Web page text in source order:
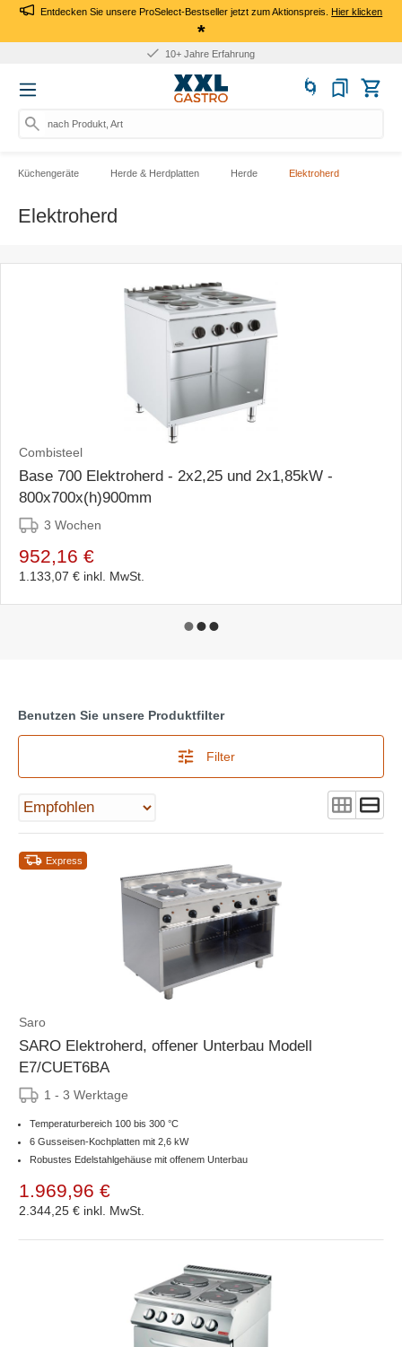
Entdecken Sie unsere ProSelect-Bestseller jetzt zum Aktionspreis.Hier klicken
*
10+ Jahre Erfahrung
nach Produkt, Art.-Nr., Mar
Küchengeräte Herde & Herdplatten Herde Elektroherd
Elektroherd
Combisteel
Base 700 Elektroherd - 2x2,25 und 2x1,85kW -
800x700x(h)900mm
3 Wochen
952,16 €
1.133,07 € inkl. MwSt.
Benutzen Sie unsere Produktfilter
Filter
Express
Saro
SARO Elektroherd, offener Unterbau Modell
E7/CUET6BA
1 - 3 Werktage
Temperaturbereich 100 bis 300 °C
6 Gusseisen-Kochplatten mit 2,6 kW
Robustes Edelstahlgehäuse mit offenem Unterbau
1.969,96 €
2.344,25 € inkl. MwSt.